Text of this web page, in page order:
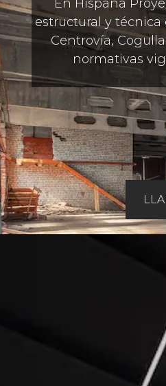
En Hispana
estructural y técnica
Centrovía,
normativas